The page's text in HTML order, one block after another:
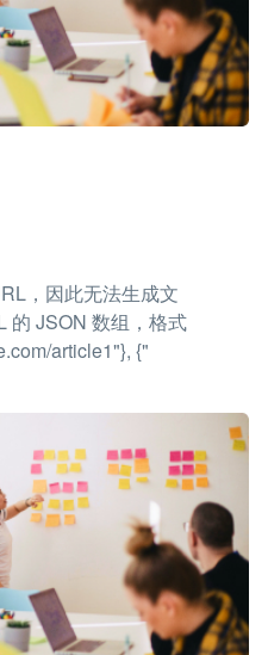
，因此无法生成文
的 JSON 数组，格式
article1"}, {"